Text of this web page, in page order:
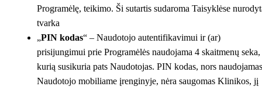
Programėlę, teikimo. Ši sutartis sudaroma Taisyklėse
tvarka
„PIN kodas“ – Naudotojo autentifikavimui ir (ar)
prisijungimui prie Programėlės naudojama 4 skaitmenų seka,
kurią susikuria pats Naudotojas. PIN kodas, nors naudojamas
Naudotojo mobiliame įrenginyje, nėra saugomas Klinikos, jį